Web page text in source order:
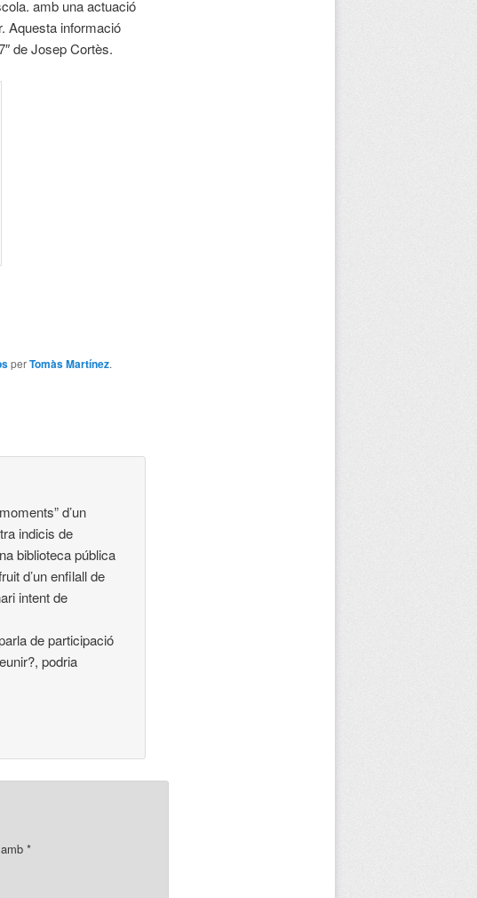
amb una actuació
Aquesta informació
de Josep Cortès.
perTomàs Martínez.
d’un
indicis de
biblioteca pública
d’un enfilall de
intent de
de participació
podria
*